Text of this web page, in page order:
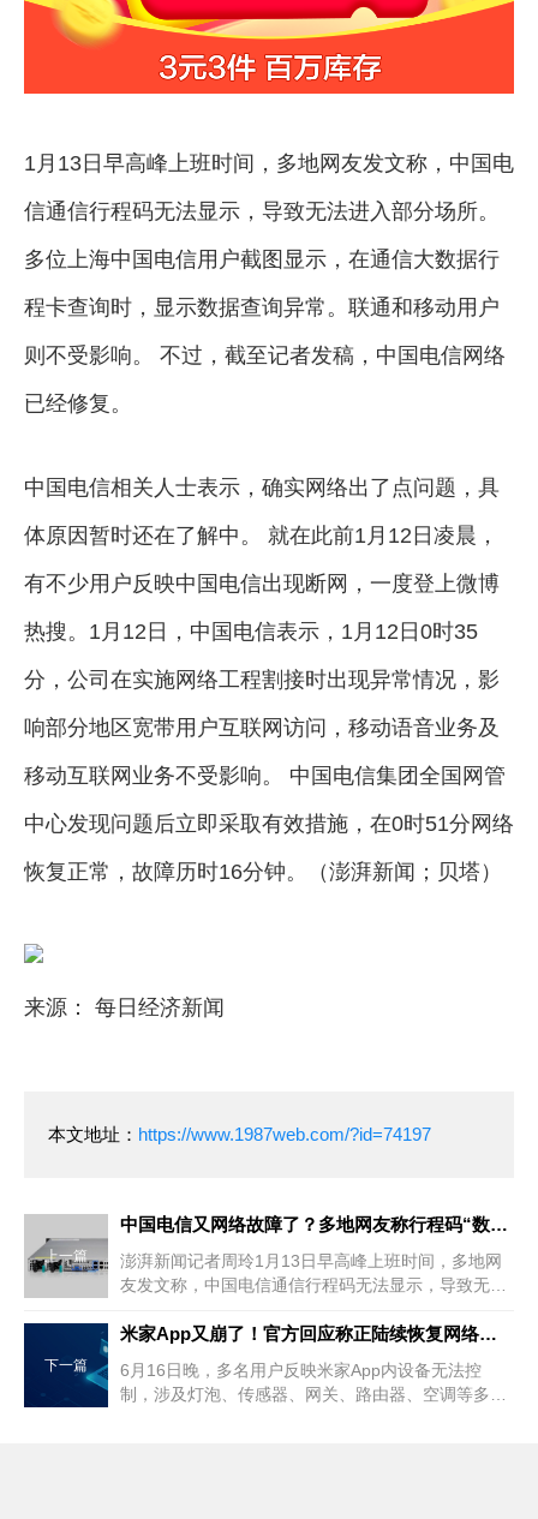
1月13日早高峰上班时间，多地网友发文称，中国电
信通信行程码无法显示，导致无法进入部分场所。
多位上海中国电信用户截图显示，在通信大数据行
程卡查询时，显示数据查询异常。联通和移动用户
则不受影响。 不过，截至记者发稿，中国电信网络
已经修复。
中国电信相关人士表示，确实网络出了点问题，具
体原因暂时还在了解中。 就在此前1月12日凌晨，
有不少用户反映中国电信出现断网，一度登上微博
热搜。1月12日，中国电信表示，1月12日0时35
分，公司在实施网络工程割接时出现异常情况，影
响部分地区宽带用户互联网访问，移动语音业务及
移动互联网业务不受影响。 中国电信集团全国网管
中心发现问题后立即采取有效措施，在0时51分网络
恢复正常，故障历时16分钟。（澎湃新闻；贝塔）
来源： 每日经济新闻
本文地址： https://www.1987web.com/?id=74197
上一篇
中国电信又网络故障了？多地网友称行程码“数据查询异常”
澎湃新闻记者周玲1月13日早高峰上班时间，多地网
友发文称，中国电信通信行程码无法显示，导致无法
下一篇
米家App又崩了！官方回应称正陆续恢复网络故障
6月16日晚，多名用户反映米家App内设备无法控
制，涉及灯泡、传感器、网关、路由器、空调等多个